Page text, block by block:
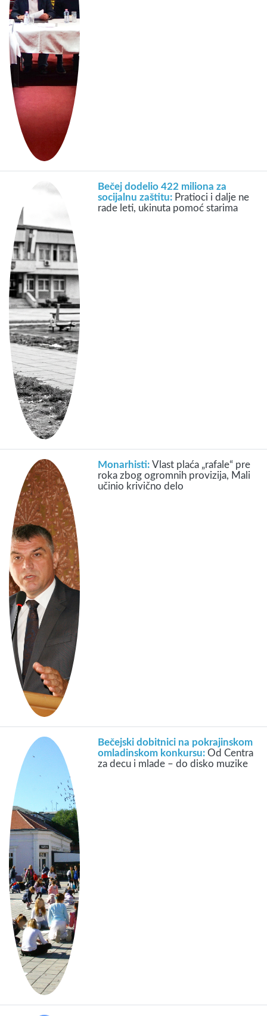
Bečej dodelio 422 miliona za
socijalnu zaštitu: Pratioci i dalje ne
rade leti, ukinuta pomoć starima
Monarhisti:Vlast plaća „rafale“ pre
roka zbog ogromnih provizija, Mali
učinio krivično delo
Bečejski dobitnici na pokrajinskom
omladinskom konkursu:Od Centra
za decu i mlade – do disko muzike